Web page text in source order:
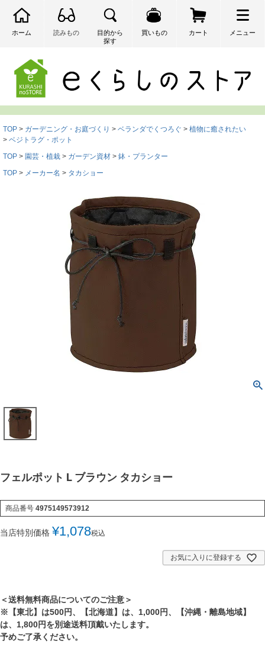
ホーム 読みもの
目的から
探す
買いもの カート メニュー
TOP ガーデニング・お庭づくり ベランダでくつろぐ
植物に癒されたい
ベジトラグ・ポット
TOP
園芸・植栽 ガーデン資材
鉢・プランター
TOP
メーカー名 タカショー
フェルポット L ブラウン タカショー
商品番号 4975149573912
当店特別価格 ¥1,078税込
お気に入りに登録する
＜送料無料商品についてのご注意＞
※【東北】は500円、【北海道】は、1,000円、【沖縄・離島地域】
は、1,800円を別途送料頂戴いたします。
予めご了承ください。